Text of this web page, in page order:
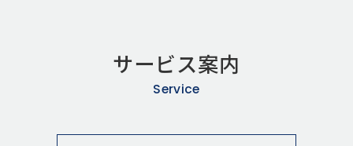
サービス案内
Service